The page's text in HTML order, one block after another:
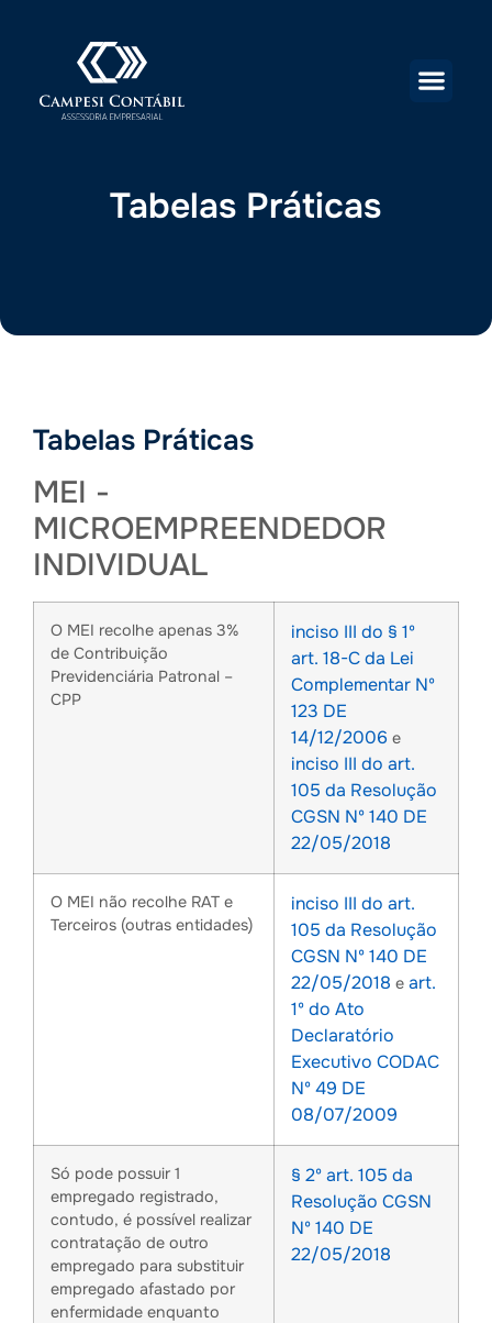
Tabelas Práticas
Tabelas Práticas
MEI -
MICROEMPREENDEDOR
INDIVIDUAL
O MEI recolhe apenas 3%
de Contribuição
Previdenciária Patronal –
CPP
inciso III do § 1º
art. 18-C da Lei
Complementar Nº
123 DE
14/12/2006 e
inciso III do art.
105 da Resolução
CGSN Nº 140 DE
22/05/2018
O MEI não recolhe RAT e
Terceiros (outras entidades)
inciso III do art.
105 da Resolução
CGSN Nº 140 DE
22/05/2018 e art.
1º do Ato
Declaratório
Executivo CODAC
Nº 49 DE
08/07/2009
Só pode possuir 1
empregado registrado,
contudo, é possível realizar
contratação de outro
empregado para substituir
empregado afastado por
enfermidade enquanto
§ 2º art. 105 da
Resolução CGSN
Nº 140 DE
22/05/2018